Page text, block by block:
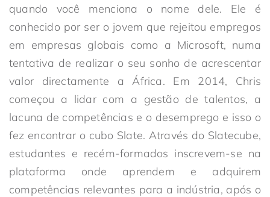
quando você menciona o nome dele. Ele é
conhecido por ser o jovem que rejeitou empregos
em empresas globais como a Microsoft, numa
tentativa de realizar o seu sonho de acrescentar
valor directamente a África. Em 2014, Chris
começou a lidar com a gestão de talentos, a
lacuna de competências e o desemprego e isso o
fez encontrar o cubo Slate. Através do Slatecube,
estudantes e recém-formados inscrevem-se na
plataforma onde aprendem e adquirem
competências relevantes para a indústria, após o